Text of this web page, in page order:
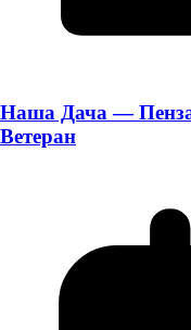
Наша Дача —
Ветеран